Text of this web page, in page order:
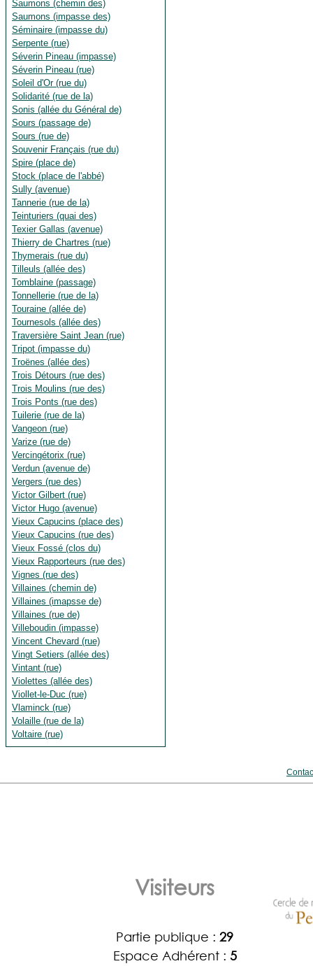
Saumons (chemin des)
Saumons (impasse des)
Séminaire (impasse du)
Serpente (rue)
Séverin Pineau (impasse)
Séverin Pineau (rue)
Soleil d'Or (rue du)
Solidarité (rue de la)
Sonis (allée du Général de)
Sours (passage de)
Sours (rue de)
Souvenir Français (rue du)
Spire (place de)
Stock (place de l'abbé)
Sully (avenue)
Tannerie (rue de la)
Teinturiers (quai des)
Texier Gallas (avenue)
Thierry de Chartres (rue)
Thymerais (rue du)
Tilleuls (allée des)
Tomblaine (passage)
Tonnellerie (rue de la)
Touraine (allée de)
Tournesols (allée des)
Traversière Saint Jean (rue)
Tripot (impasse du)
Troënes (allée des)
Trois Détours (rue des)
Trois Moulins (rue des)
Trois Ponts (rue des)
Tuilerie (rue de la)
Vangeon (rue)
Varize (rue de)
Vercingétorix (rue)
Verdun (avenue de)
Vergers (rue des)
Victor Gilbert (rue)
Victor Hugo (avenue)
Vieux Capucins (place des)
Vieux Capucins (rue des)
Vieux Fossé (clos du)
Vieux Rapporteurs (rue des)
Vignes (rue des)
Villaines (chemin de)
Villaines (imapsse de)
Villaines (rue de)
Villeboudin (impasse)
Vincent Chevard (rue)
Vingt Setiers (allée des)
Vintant (rue)
Violettes (allée des)
Viollet-le-Duc (rue)
Vlaminck (rue)
Volaille (rue de la)
Voltaire (rue)
Visiteurs
Partie publique : 29
Espace Adhérent : 5